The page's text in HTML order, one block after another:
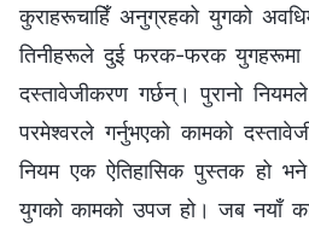
कुराहरूचाहिँ अनुग्रहको युगको
तिनीहरूले दुई फरक-फरक युगहरूमा
दस्तावेजीकरण गर्छन्। पुरानो
परमेश्‍वरले गर्नुभएको कामको
नियम एक ऐतिहासिक पुस्तक हो भने
युगको कामको उपज हो। जब नयाँ